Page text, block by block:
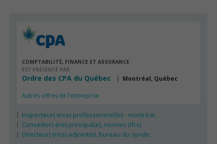
COMPTABILITÉ, FINANCE ET ASSURANCE
EST PRÉSENTÉ PAR
Ordre des CPA du Québec Montréal, Québec
Autres offres de l'entreprise
Inspecteur(-trice) professionnel(le) - montréal...
Conseiller(-ère) principal(e), normes (ifrs)
Directeur(-trice) adjoint(e), bureau du syndic